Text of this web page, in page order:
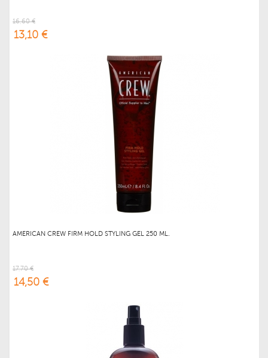
16,60 €
13,10 €
AMERICAN CREW FIRM HOLD STYLING GEL 250 ML.
17,70 €
14,50 €